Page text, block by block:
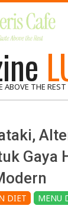
ABOVE THE REST
Gaya
DIET MENU